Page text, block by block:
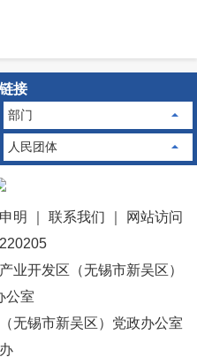
接
部门
人民团体
明 联系我们
网站访问
业开发区（无锡市新吴区）
公室
无锡市新吴区）党政办公室